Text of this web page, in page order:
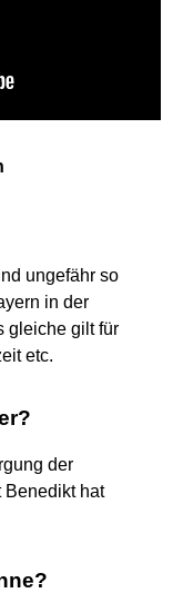
ungefähr so
in der
gleiche gilt für
etc.
der
Benedikt hat